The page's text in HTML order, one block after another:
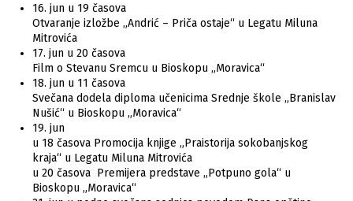
16. jun u 19 časova
Otvaranje izložbe „Andrić – Priča ostaje“ u Legatu Miluna
Mitrovića
17. jun u 20 časova
Film o Stevanu Sremcu u Bioskopu „Moravica“
18. jun u 11 časova
Svečana dodela diploma učenicima Srednje škole „Branislav
Nušić“ u Bioskopu „Moravica“
19. jun
u 18 časova Promocija knjige „Praistorija sokobanjskog
kraja“ u Legatu Miluna Mitrovića
u 20 časova Premijera predstave „Potpuno gola“ u
Bioskopu „Moravica“